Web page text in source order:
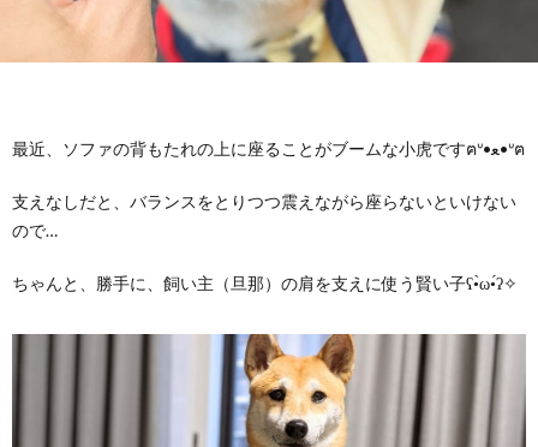
最近、ソファの背もたれの上に座ることがブームな小虎ですฅᐡ•ﻌ•ᐡฅ
支えなしだと、バランスをとりつつ震えながら座らないといけない
ので…
ちゃんと、勝手に、飼い主（旦那）の肩を支えに使う賢い子ʕ•̀ω•́ʔ✧